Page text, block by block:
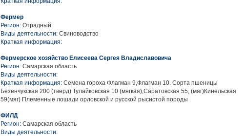
Фермер
Регион: Отрадный
Виды деятельности: Свиноводство
Краткая информация:
Фермерское хозяйство Елисеева Сергея Владиславовича
Регион: Самарская область
Виды деятельности:
Краткая информация: Семена гороха Флагман 9,Флагман 10. Сорта пшеницы
Безенчукская 200 (тверд) Тулайковская 10 (мягкая),Саратовская 55, (мяг)Кинельская
59(мяг) Племенные лошади орловской и русской рысистой породы
ФИЛД
Регион: Самарская область
Виды деятельности: